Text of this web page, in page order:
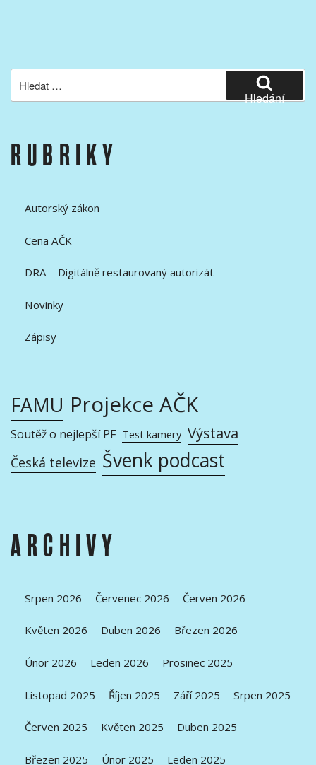
Hledání
RUBRIKY
Autorský zákon
Cena AČK
DRA – Digitálně restaurovaný autorizát
Novinky
Zápisy
FAMU Projekce AČK
Soutěž o nejlepší PF Test kamery Výstava
Česká televize Švenk podcast
ARCHIVY
Srpen 2026 Červenec 2026 Červen 2026
Květen 2026 Duben 2026 Březen 2026
Únor 2026 Leden 2026 Prosinec 2025
Listopad 2025 Říjen 2025 Září 2025 Srpen 2025
Červen 2025 Květen 2025 Duben 2025
Březen 2025 Únor 2025 Leden 2025